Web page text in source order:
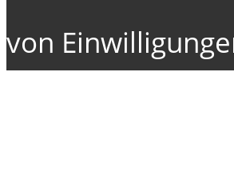
von